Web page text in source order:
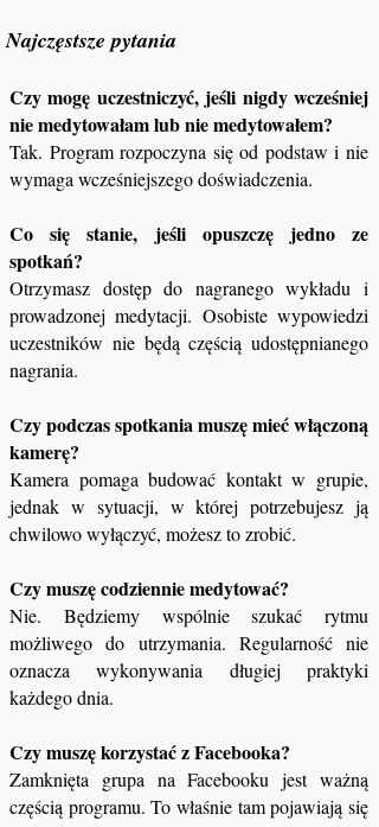
Najczęstsze pytania
Czy mogę uczestniczyć, jeśli nigdy wcześniej
nie medytowałam lub nie medytowałem?
Tak. Program rozpoczyna się od podstaw i nie
wymaga wcześniejszego doświadczenia.
Co się stanie, jeśli opuszczę jedno ze
spotkań?
Otrzymasz dostęp do nagranego wykładu i
prowadzonej medytacji. Osobiste wypowiedzi
uczestników nie będą częścią udostępnianego
nagrania.
Czy podczas spotkania muszę mieć włączoną
kamerę?
Kamera pomaga budować kontakt w grupie,
jednak w sytuacji, w której potrzebujesz ją
chwilowo wyłączyć, możesz to zrobić.
Czy muszę codziennie medytować?
Nie. Będziemy wspólnie szukać rytmu
możliwego do utrzymania. Regularność nie
oznacza wykonywania długiej praktyki
każdego dnia.
Czy muszę korzystać z Facebooka?
Zamknięta grupa na Facebooku jest ważną
częścią programu. To właśnie tam pojawiają się